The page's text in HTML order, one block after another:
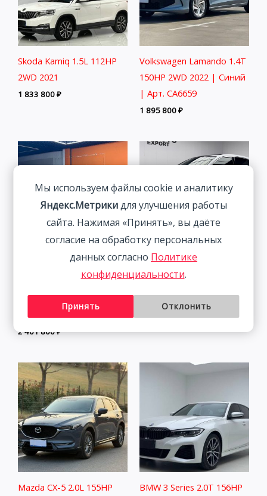
Skoda Kamiq 1.5L 112HP
2WD 2021
1 833 800₽
Volkswagen Lamando 1.4T
150HP 2WD 2022 | Синий
| Арт. CA6659
1 895 800₽
Volkswagen Tanyue 280TSI
Luxury Intelligent
Connection Edition 1.4T
150HP 2WD 2022
2 401 800₽
Audi A3 1.4T 150HP 2WD
2022 | Белый | Арт.
CA6456
2 291 800₽
Mazda CX-5 2.0L 155HP
BMW 3 Series 2.0T 156HP
Мы используем файлы cookie и аналитику
Яндекс.Метрикидля улучшения работы
сайта. Нажимая «Принять», вы даёте
согласие на обработку персональных
данных согласно Политике
конфиденциальности.
Принять Отклонить